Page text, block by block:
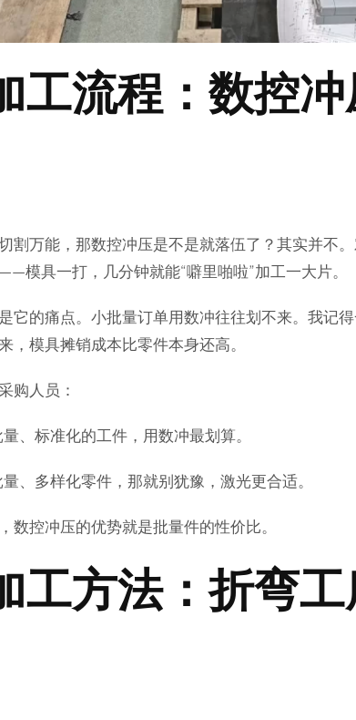
工流程：数控
割万能，那数控冲压是不是就落伍了？其实并不
模具一打，几分钟就能“噼里啪啦”加工一大片。
它的痛点。小批量订单用数冲往往划不来。我记
，模具摊销成本比零件本身还高。
购人员：
、标准化的工件，用数冲最划算。
、多样化零件，那就别犹豫，激光更合适。
数控冲压的优势就是批量件的性价比。
工方法：折弯